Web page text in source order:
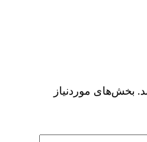
بخش‌های موردنیاز